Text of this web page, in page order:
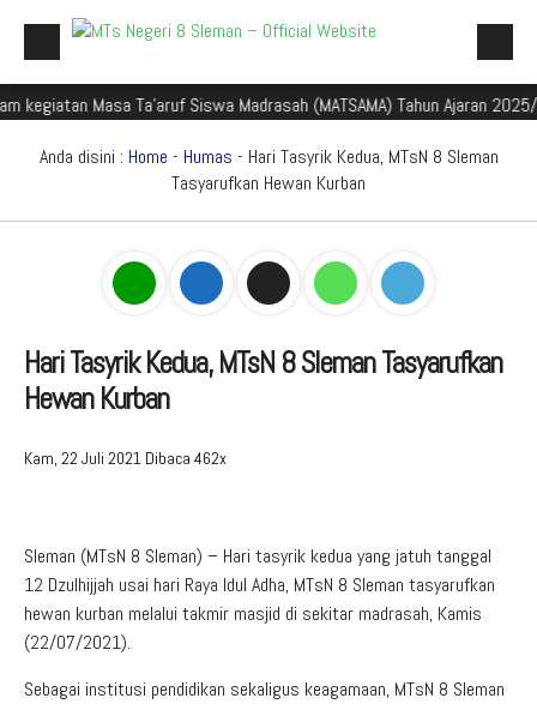
Beranda
Profil Madrasah
Aplikasi Madrasah
PMBM
Perpustakaan Madyadesta
Masa Ta'aruf Siswa Madrasah (MATSAMA) Tahun Ajaran 2025/2026
Anda disini : Home - Humas - Hari Tasyrik Kedua, MTsN 8 Sleman
Tasyarufkan Hewan Kurban
Hari Tasyrik Kedua, MTsN 8 Sleman Tasyarufkan
Hewan Kurban
Kam, 22 Juli 2021 Dibaca 462x
Sleman (MTsN 8 Sleman) – Hari tasyrik kedua yang jatuh tanggal
12 Dzulhijjah usai hari Raya Idul Adha, MTsN 8 Sleman tasyarufkan
hewan kurban melalui takmir masjid di sekitar madrasah, Kamis
(22/07/2021).
Sebagai institusi pendidikan sekaligus keagamaan, MTsN 8 Sleman